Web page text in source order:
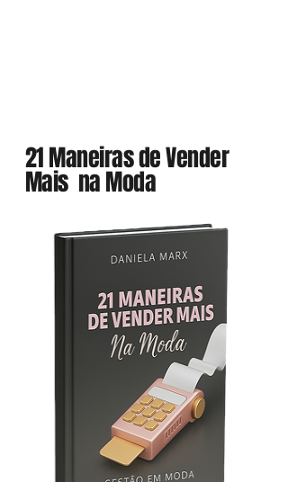
21 Maneiras de Vender
Mais na Moda